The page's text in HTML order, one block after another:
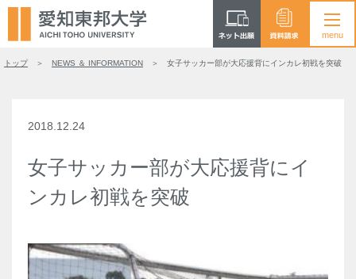
トップ NEWS ＆ INFORMATION 女子サッカー部が大応援背にインカレ初戦を突破
2018.12.24
女子サッカー部が大応援背にイ
ンカレ初戦を突破